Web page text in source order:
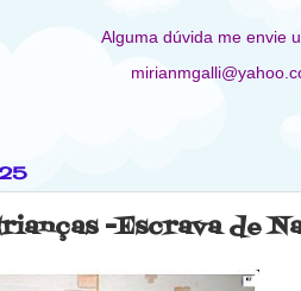
Alguma dúvida me envie
-Escrava de